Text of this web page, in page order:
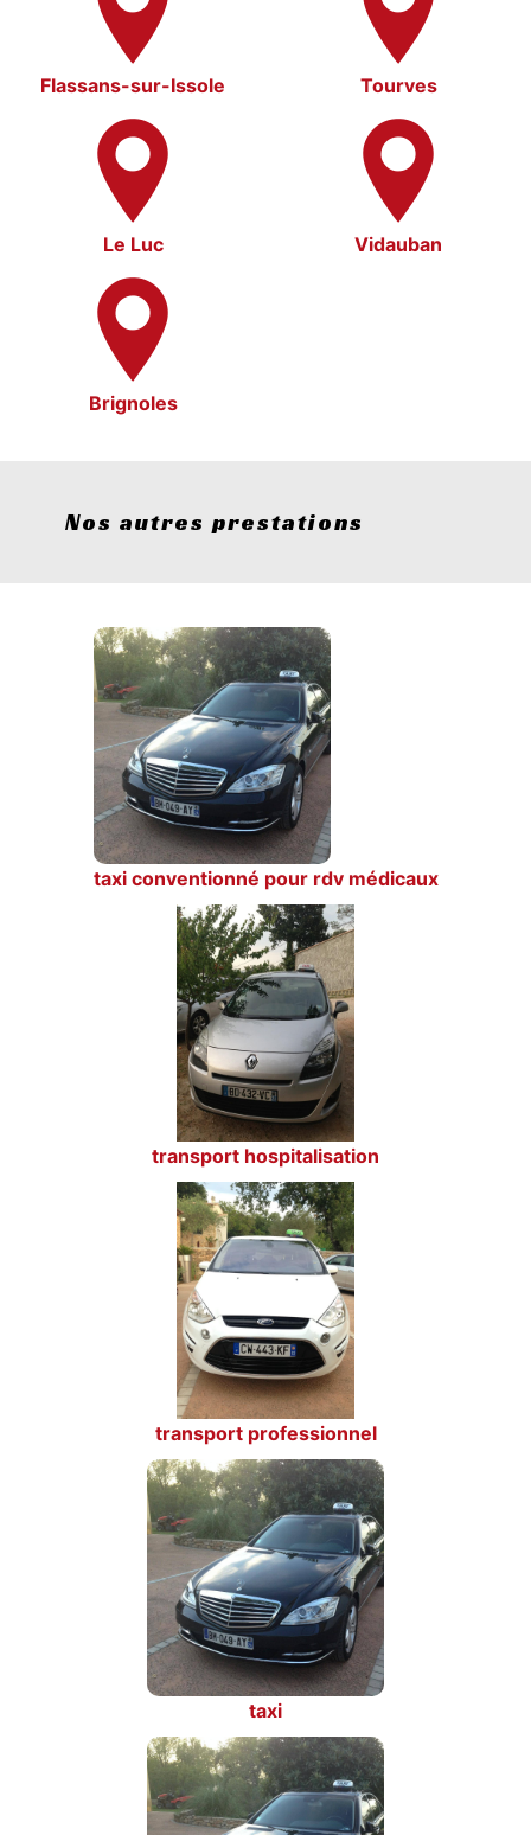
Flassans-sur-Issole Tourves
Le Luc Vidauban
Brignoles
Nos autres prestations
taxi conventionné pour rdv médicaux
transport hospitalisation
transport professionnel
taxi